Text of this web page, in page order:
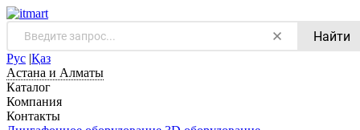
Найти
Рус |Қаз
Астана и Алматы
Каталог
Компания
Контакты